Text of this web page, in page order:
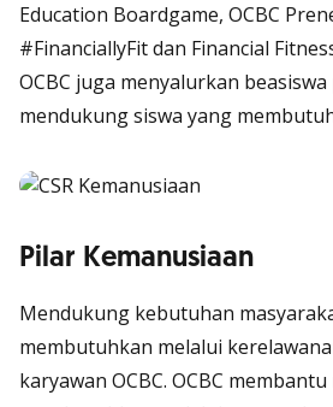
Education Boardgame, OCBC
#FinanciallyFit dan Financial
OCBC juga menyalurkan
mendukung siswa yang
Pilar Kemanusiaan
Mendukung kebutuhan
membutuhkan melalui
karyawan OCBC. OCBC